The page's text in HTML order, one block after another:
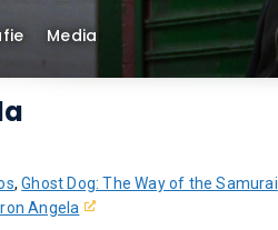
Media
,Ghost Dog: The Way of the Samurai
Angela